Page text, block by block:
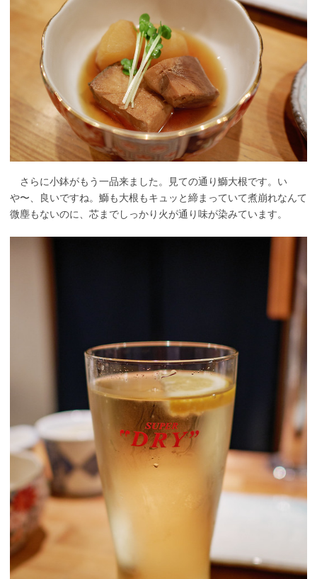
さらに小鉢がもう一品来ました。見ての通り鰤大根です。い
や〜、良いですね。鰤も大根もキュッと締まっていて煮崩れなんて
微塵もないのに、芯までしっかり火が通り味が染みています。